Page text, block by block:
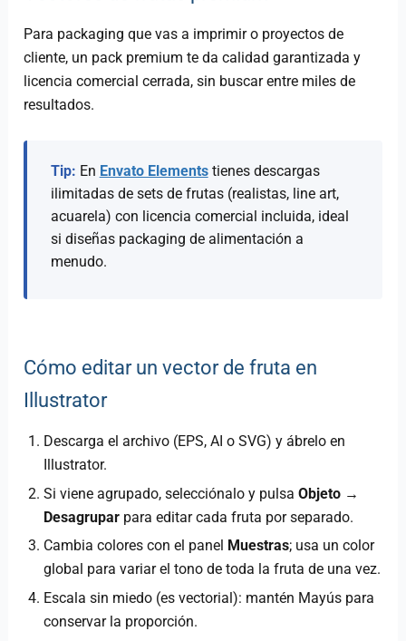
Para packaging que vas a imprimir o proyectos de
cliente, un pack premium te da calidad garantizada y
licencia comercial cerrada, sin buscar entre miles de
resultados.
Tip: En Envato Elementstienes descargas
ilimitadas de sets de frutas (realistas, line art,
acuarela) con licencia comercial incluida, ideal
si diseñas packaging de alimentación a
menudo.
Cómo editar un vector de fruta en
Illustrator
Descarga el archivo (EPS, AI o SVG) y ábrelo en
Illustrator.
Si viene agrupado, selecciónalo y pulsaObjeto →
Desagrupar para editar cada fruta por separado.
Cambia colores con el panel Muestras; usa un color
global para variar el tono de toda la fruta de una vez.
Escala sin miedo (es vectorial): mantén Mayús para
conservar la proporción.